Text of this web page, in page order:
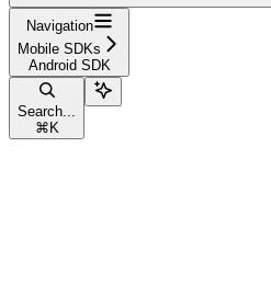
Navigation
Mobile SDKs
Android SDK
Search...
⌘ K